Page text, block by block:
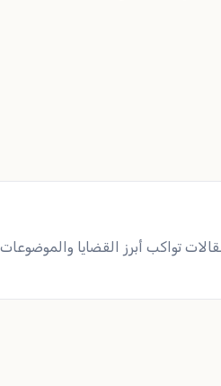
تواكب أبرز القضايا